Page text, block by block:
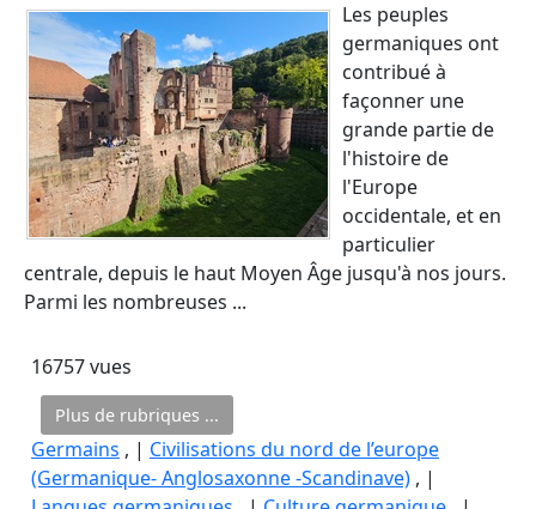
Les peuples
germaniques ont
contribué à
façonner une
grande partie de
l'histoire de
l'Europe
occidentale, et en
particulier
centrale, depuis le haut Moyen Âge jusqu'à nos jours.
Parmi les nombreuses ...
16757 vues
Plus de rubriques ...
Germains , | Civilisations du nord de l’europe
(Germanique- Anglosaxonne -Scandinave) , |